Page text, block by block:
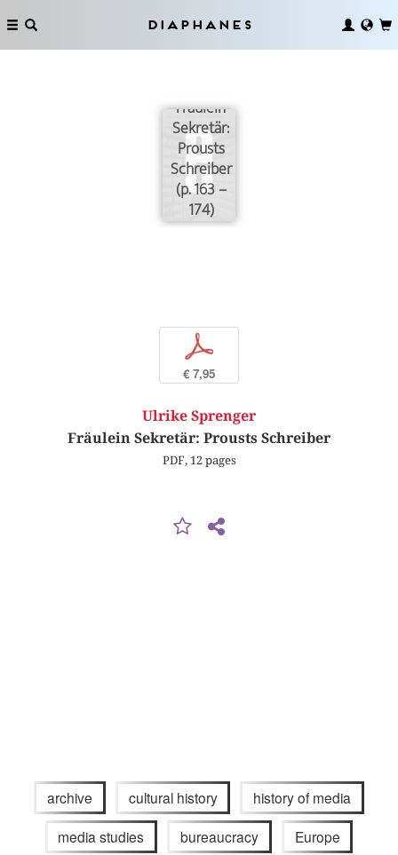
Diaphanes
Fräulein
Sekretär:
Prousts
Schreiber
(p. 163 –
174)
p
€ 7,95
Ulrike Sprenger
Fräulein Sekretär: Prousts Schreiber
PDF, 12 pages
archive cultural history history of media
media studies bureaucracy Europe